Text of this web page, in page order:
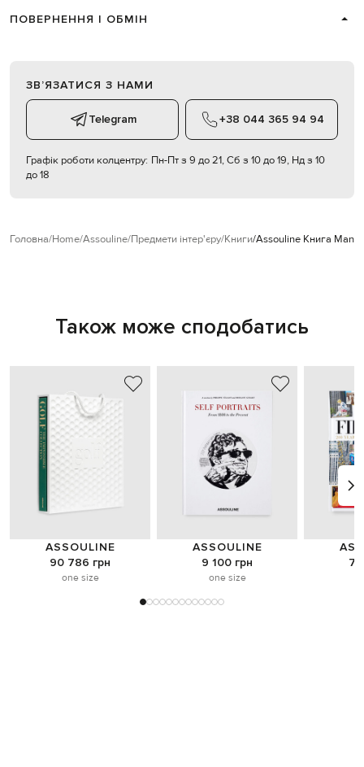
ПОВЕРНЕННЯ І ОБМІН
ЗВʼЯЗАТИСЯ З НАМИ
Telegram +38 044 365 94 94
Графік роботи колцентру: Пн-Пт з 9 до 21, Сб з 10 до 19, Нд з 10
до 18
Головна Home Assouline Предмети інтер'єру Книги Assouline Книга
Також може сподобатись
ASSOULINE
90 786 грн
one size
ASSOULINE
9 100 грн
one size
7